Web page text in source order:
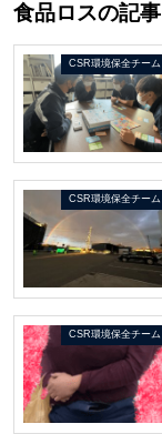
食品ロスの記事
CSR環境保全チーム
CSR環境保全チーム
CSR環境保全チーム